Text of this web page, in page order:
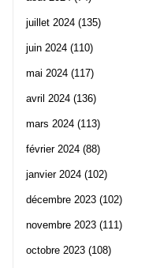
juillet 2024 (135)
juin 2024 (110)
mai 2024 (117)
avril 2024 (136)
mars 2024 (113)
février 2024 (88)
janvier 2024 (102)
décembre 2023 (102)
novembre 2023 (111)
octobre 2023 (108)